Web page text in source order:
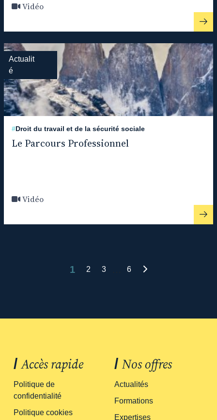
Vidéo
Actualit
é
#Droit du travail et de la sécurité sociale
Le Parcours Professionnel
Vidéo
1 2 3 6
/ Accès rapide
Politique de
confidentialité
Politique cookies
/ Nos offres
Actualités
Formations
Expertises